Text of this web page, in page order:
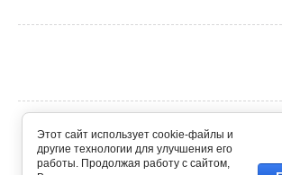
ООО "ИБС" ОГРН 1227700339613 ИНН
774301001 © 2025 - 2026
Этот сайт использует cookie-файлы и
другие технологии для улучшения его
работы. Продолжая работу с сайтом,